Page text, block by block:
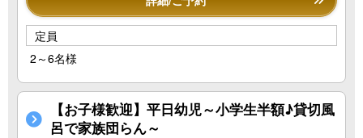
定員
2～6名様
【お子様歓迎】平日幼児～小学生半額♪貸切風
呂で家族団らん～